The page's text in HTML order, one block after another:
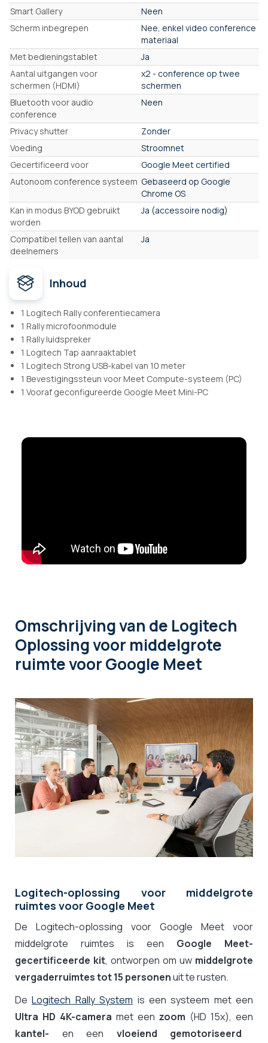
Smart Gallery
Neen
Scherm inbegrepen
Nee, enkel video conference
materiaal
Met bedieningstablet
Ja
Aantal uitgangen voor
schermen (HDMI)
x2 - conference op twee
schermen
Bluetooth voor audio
conference
Neen
Privacy shutter
Zonder
Voeding
Stroomnet
Gecertificeerd voor
Google Meet certified
Autonoom conference systeem Gebaseerd op Google
Chrome OS
Kan in modus BYOD gebruikt
worden
Ja (accessoire nodig)
Compatibel tellen van aantal
deelnemers
Ja
Inhoud
1 Logitech Rally conferentiecamera
1 Rally microfoonmodule
1 Rally luidspreker
1 Logitech Tap aanraaktablet
1 Logitech Strong USB-kabel van 10 meter
1 Bevestigingssteun voor Meet Compute-systeem (PC)
1 Vooraf geconfigureerde Google Meet Mini-PC
Omschrijvingvan de Logitech
Oplossing voor middelgrote
ruimte voor Google Meet
Logitech-oplossing voor middelgrote
ruimtes voor Google Meet
De Logitech-oplossing voor Google Meet voor
middelgrote ruimtes is een Google Meet-
gecertificeerde kit, ontworpen om uw middelgrote
vergaderruimtes tot 15 personenuit te rusten.
DeLogitech Rally System is een systeem met een
Ultra HD 4K-camera met een zoom (HD 15x), een
kantel- en een vloeiend gemotoriseerd